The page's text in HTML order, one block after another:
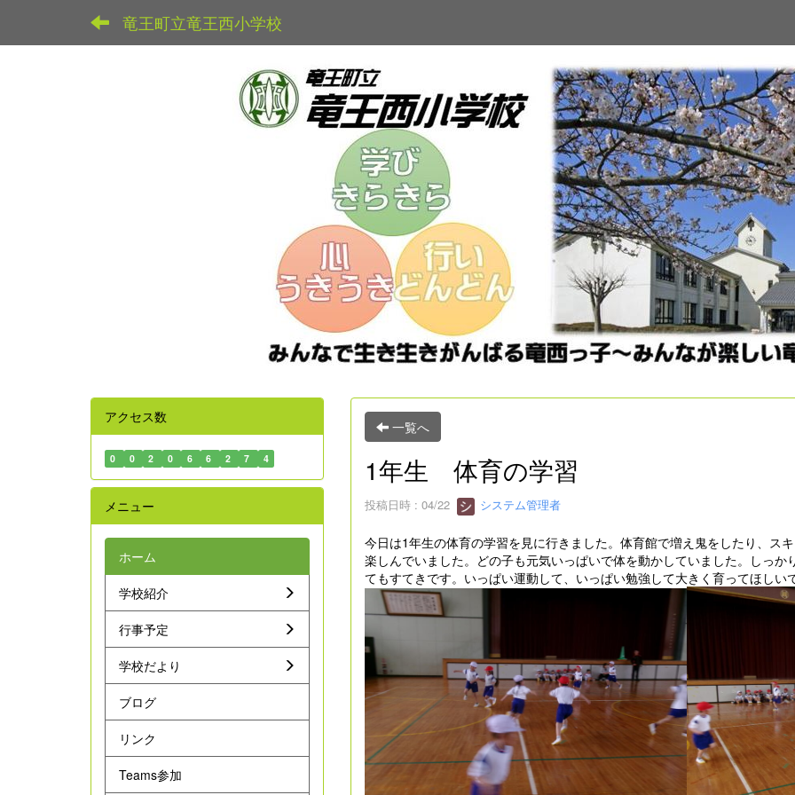
竜王町立竜王西小学校
一覧へ
1年生 体育の学習
投稿日時 : 04/22 システム管理者
今日は1年生の体育の学習を見に行きました。体育館で増え鬼をしたり、ス
楽しんでいました。どの子も元気いっぱいで体を動かしていました。しっ
てもすてきです。いっぱい運動して、いっぱい勉強して大きく育ってほしい
アクセス数
0 0 2 0 6 6 2 7 4
メニュー
ホーム
学校紹介
行事予定
学校だより
ブログ
リンク
Teams参加